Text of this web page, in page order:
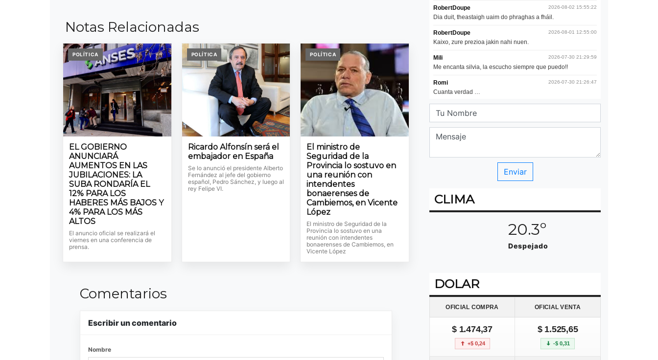
Notas Relacionadas
POLÍTICA
EL GOBIERNO
ANUNCIARÁ
AUMENTOS EN LAS
JUBILACIONES: LA
SUBA RONDARÍA EL
12% PARA LOS
HABERES MÁS BAJOS Y
4% PARA LOS MÁS
ALTOS
El anuncio oficial se realizará el
viernes en una conferencia de
prensa.
POLÍTICA
Ricardo Alfonsín será el
embajador en España
Se lo anunció el presidente Alberto
Fernández al jefe del gobierno
español, Pedro Sánchez, y luego al
rey Felipe VI.
POLÍTICA
El ministro de
Seguridad de la
Provincia lo sostuvo en
una reunión con
intendentes
bonaerenses de
Cambiemos, en Vicente
López
El ministro de Seguridad de la
Provincia lo sostuvo en una
reunión con intendentes
bonaerenses de Cambiemos, en
Vicente López
Comentarios
Escribir un comentario
Nombre
CLIMA
20.3º
Despejado
DOLAR
OFICIAL COMPRA OFICIAL VENTA
$ 1.474,37
+$ 0,24
$ 1.525,65
-$ 0,31